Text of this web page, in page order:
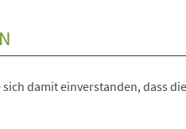
damit einverstanden, dass